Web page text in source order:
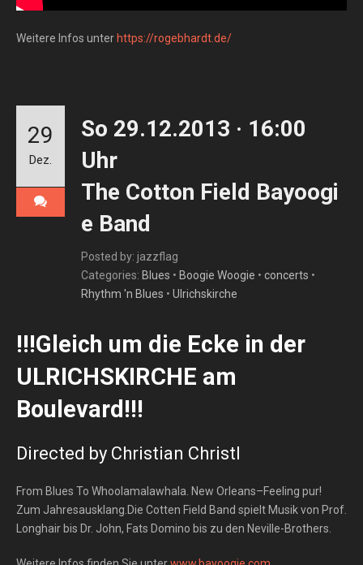
Weitere Infos unter https://rogebhardt.de/
So 29.12.2013 · 16:00
Uhr
The Cotton Field Bayoogi
e Band
Posted by: jazzflag
Categories: Blues • Boogie Woogie • concerts •
Rhythm 'n Blues • Ulrichskirche
29
Dez.
!!!Gleich um die Ecke in der
ULRICHSKIRCHE am
Boulevard!!!
Directed by Christian Christl
From Blues To Whoolamalawhala. New Orleans–Feeling pur!
Zum Jahresausklang.Die Cotten Field Band spielt Musik von Prof.
Longhair bis Dr. John, Fats Domino bis zu den Neville-Brothers.